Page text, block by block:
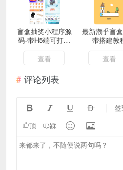
盲盒抽奖小程序源
码-带H5端可打包
APP_带安装教程
查看
最新潮乎盲
带搭建教
查看
评论列表
    签
顶 踩  